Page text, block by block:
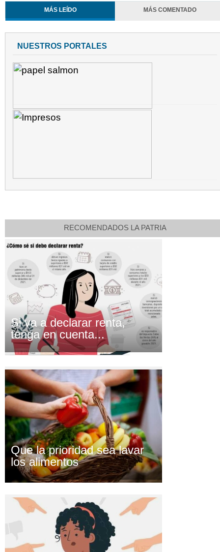
MÁS LEÍDO MÁS COMENTADO
NUESTROS PORTALES
RECOMENDADOS LA PATRIA
Si va a declarar renta,
tenga en cuenta...
Que la prioridad sea lavar
los alimentos